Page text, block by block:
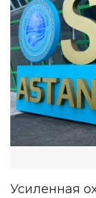
Усиленная